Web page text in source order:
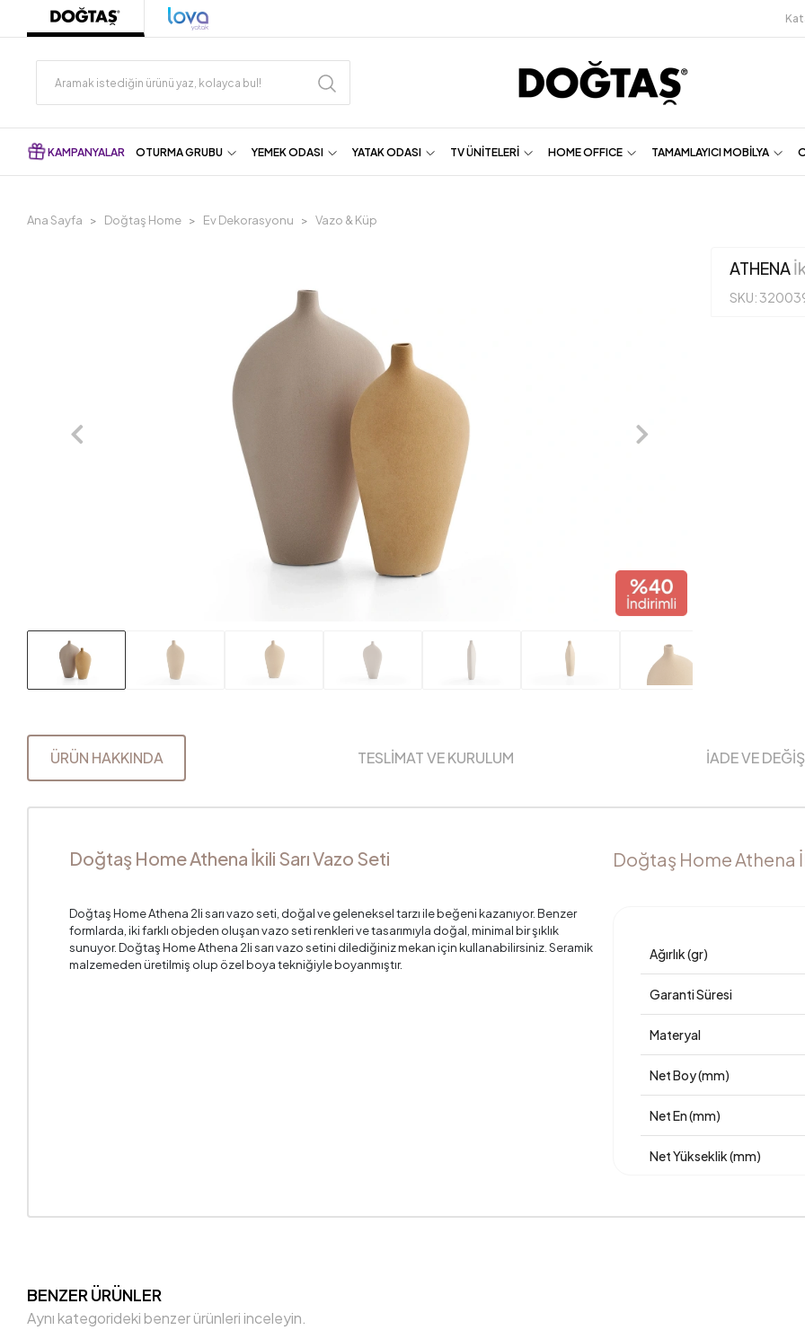
KAMPANYALAR OTURMA GRUBU YEMEK ODASI YATAK ODASI TV ÜNİTELERİ HOME OFFICE TAMAMLAYICI MOBİLYA
Ana Sayfa Doğtaş Home Ev Dekorasyonu Vazo & Küp
ATHENA
SKU:
ÜRÜN HAKKINDA TESLİMAT VE KURULUM İADE VE
Doğtaş Home Athena İkili Sarı Vazo Seti
Doğtaş Home Athena 2li sarı vazo seti, doğal ve geleneksel tarzı ile beğeni kazanıyor. Benzer
formlarda, iki farklı objeden oluşan vazo seti renkleri ve tasarımıyla doğal, minimal bir şıklık
sunuyor. Doğtaş Home Athena 2li sarı vazo setini dilediğiniz mekan için kullanabilirsiniz. Seramik
malzemeden üretilmiş olup özel boya tekniğiyle boyanmıştır.
Doğtaş Home Athena
Ağırlık (gr)
Garanti Süresi
Materyal
Net Boy (mm)
Net En (mm)
Net Yükseklik (mm)
BENZER ÜRÜNLER
Aynı kategorideki benzer ürünleri inceleyin.